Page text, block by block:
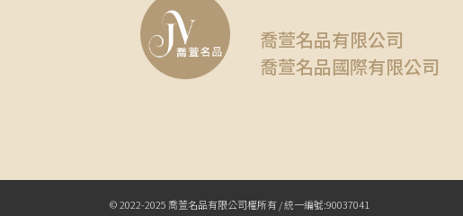
喬萱名品有限公司
喬萱名品國際有限公司
© 2022-2025 喬萱名品有限公司權所有 / 統一編號:90037041